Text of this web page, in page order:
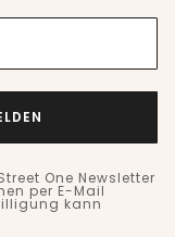
One Newsletter
per E-Mail
kann